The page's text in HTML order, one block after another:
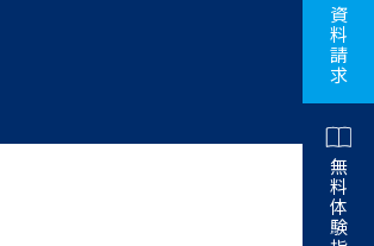
資
料
請
求
無
料
体
験